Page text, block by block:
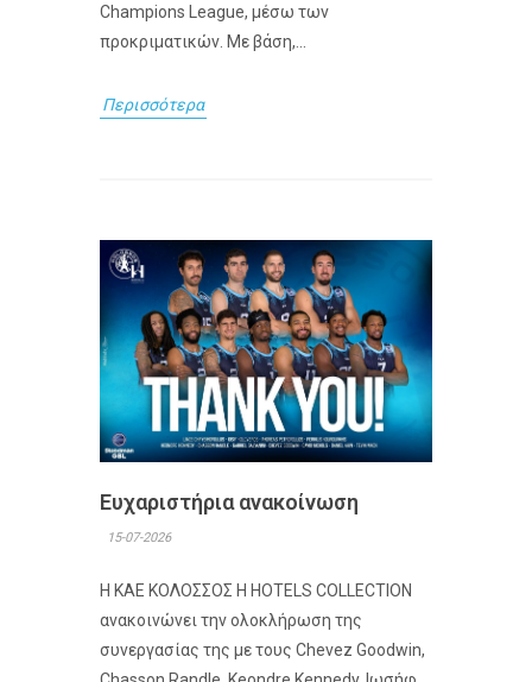
Champions League, μέσω των
προκριματικών. Με βάση,...
Περισσότερα
Ευχαριστήρια ανακοίνωση
15-07-2026
Η ΚΑΕ ΚΟΛΟΣΣΟΣ H HOTELS COLLECTION
ανακοινώνει την ολοκλήρωση της
συνεργασίας της με τους Chevez Goodwin,